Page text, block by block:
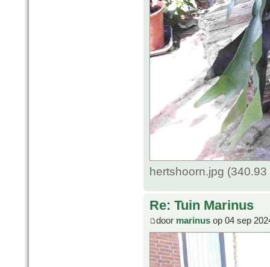
hertshoorn.jpg
Re: Tuin Marinus
door marinus op 04 sep